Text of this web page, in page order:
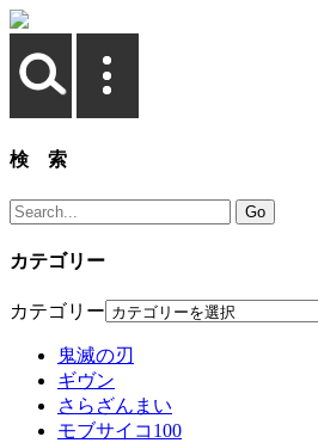
検 索
カテゴリー
カテゴリー
鬼滅の刃
ギヴン
さらざんまい
モブサイコ100